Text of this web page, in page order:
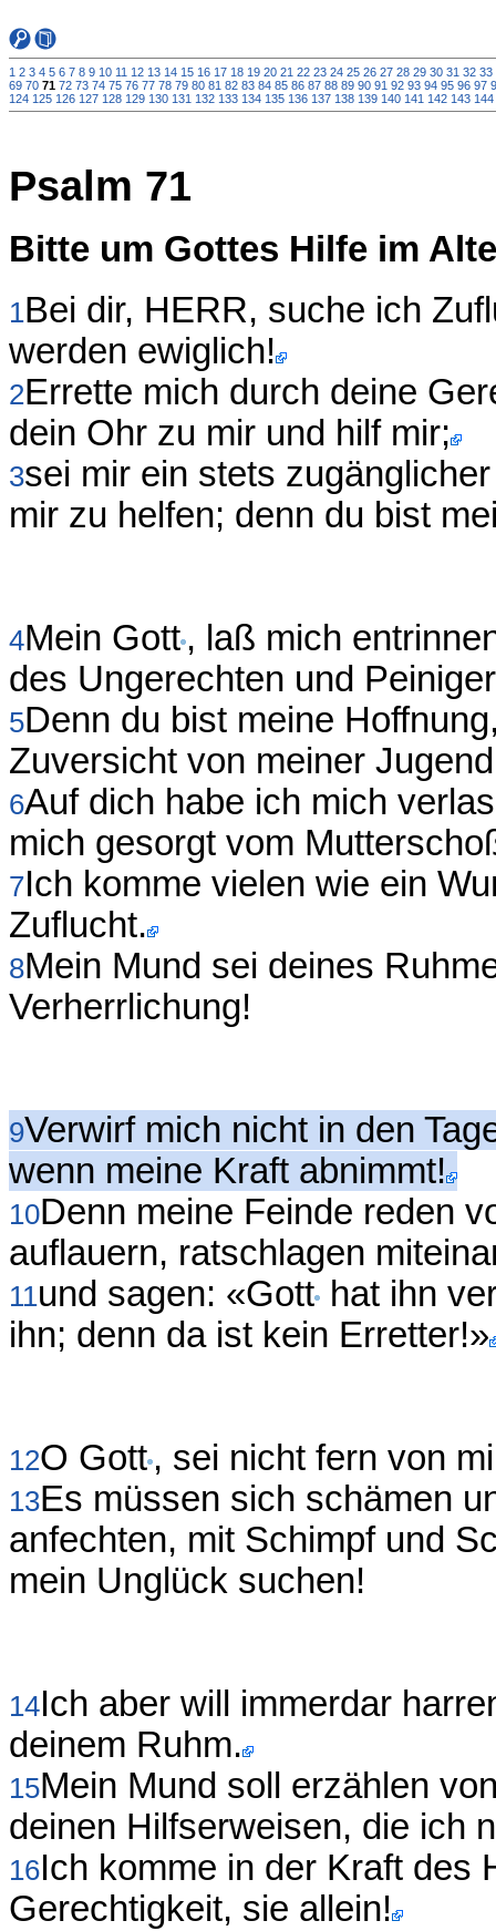
1 2 3 4 5 6 7 8 9 10 11 12 13 14 15 16 17 18 19 20 21 22 23 24 25 26 27 28 29 30 31 32 33
69 70 71 72 73 74 75 76 77 78 79 80 81 82 83 84 85 86 87 88 89 90 91 92 93 94 95 96 97
124 125 126 127 128 129 130 131 132 133 134 135 136 137 138 139 140 141 142 143 144
Psalm 71
Bitte um Gottes Hilfe im
1Bei dir, HERR, suche ich
werden ewiglich!
2Errette mich durch deine
dein Ohr zu mir und hilf mir;
3sei mir ein stets
mir zu helfen; denn du bist
4Mein Gott , laß mich
des Ungerechten und
5Denn du bist meine
Zuversicht von meiner
6Auf dich habe ich mich
mich gesorgt vom
7Ich komme vielen wie ein
Zuflucht.
8Mein Mund sei deines
Verherrlichung!
9Verwirf mich nicht in den
wenn meine Kraft abnimmt!
10Denn meine Feinde reden
auflauern, ratschlagen
11und sagen: «Gott hat ihn
ihn; denn da ist kein Erretter!»
12O Gott , sei nicht fern von
13Es müssen sich schämen
anfechten, mit Schimpf und
mein Unglück suchen!
14Ich aber will immerdar
deinem Ruhm.
15Mein Mund soll erzählen
deinen Hilfserweisen, die ich
16Ich komme in der Kraft des
Gerechtigkeit, sie allein!